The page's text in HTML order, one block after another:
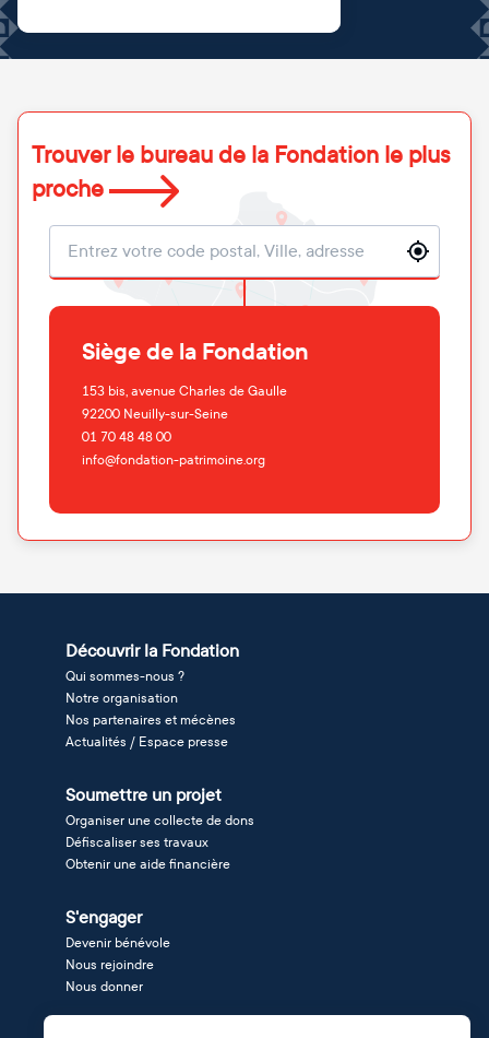
Trouver le bureau de la Fondation le plus
proche
Localisation
Siège de la Fondation
153 bis, avenue Charles de Gaulle
92200 Neuilly-sur-Seine
01 70 48 48 00
info@fondation-patrimoine.org
Découvrir la Fondation
Qui sommes-nous ?
Notre organisation
Nos partenaires et mécènes
Actualités / Espace presse
Soumettre un projet
Organiser une collecte de dons
Défiscaliser ses travaux
Obtenir une aide financière
S'engager
Devenir bénévole
Nous rejoindre
Nous donner